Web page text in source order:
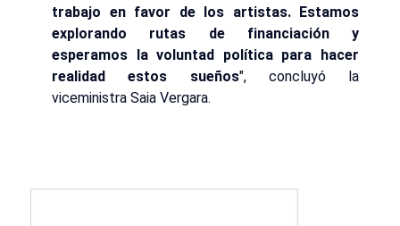
trabajo en favor de los artistas. Estamos
explorando rutas de financiación y
esperamos la voluntad política para hacer
realidad estos sueños", concluyó la
viceministra Saia Vergara.